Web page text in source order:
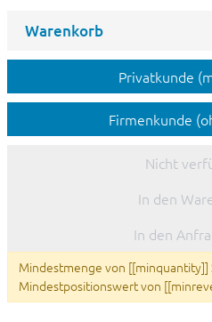
Warenkorb
Privatkunde
Firmenkunde
Nicht
In den
In den
Mindestmenge von [[minquantity]]
Mindestpositionswert von